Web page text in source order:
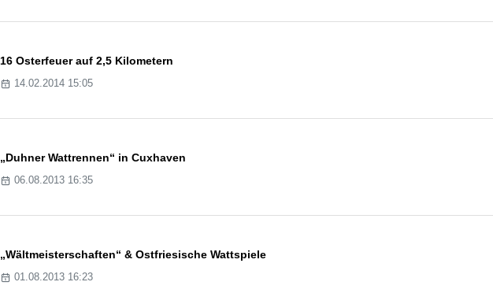
16 Osterfeuer auf 2,5 Kilometern
14.02.2014 15:05
„Duhner Wattrennen“ in Cuxhaven
06.08.2013 16:35
„Wältmeisterschaften“ & Ostfriesische Wattspiele
01.08.2013 16:23